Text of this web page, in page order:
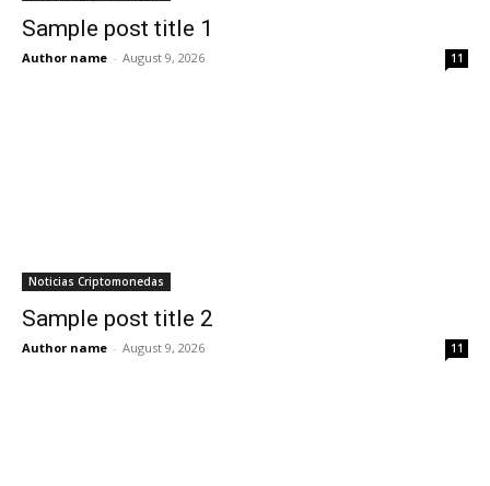
Sample post title 1
Author name - August 9, 2026 11
Noticias Criptomonedas
Sample post title 2
Author name - August 9, 2026 11